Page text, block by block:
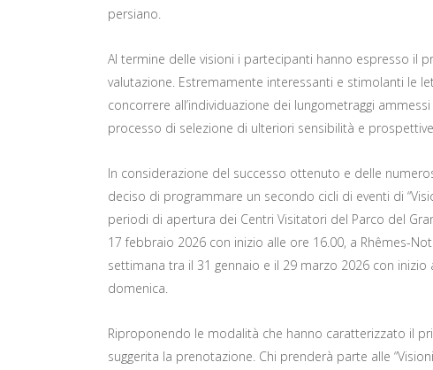
persiano.
Al termine delle visioni i partecipanti hanno espresso il
valutazione. Estremamente interessanti e stimolanti le
concorrere all’individuazione dei lungometraggi
processo di selezione di ulteriori sensibilità e
In considerazione del successo ottenuto e delle
deciso di programmare un secondo cicli di eventi di
periodi di apertura dei Centri Visitatori del Parco del
17 febbraio 2026 con inizio alle ore 16.00, a Rhêmes-
settimana tra il 31 gennaio e il 29 marzo 2026 con
domenica.
Riproponendo le modalità che hanno caratterizzato il
suggerita la prenotazione. Chi prenderà parte alle